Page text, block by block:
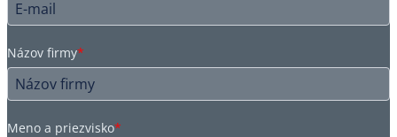
Názov firmy*
Meno a priezvisko*